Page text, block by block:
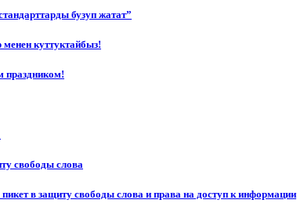
бузуп жатат”
куттуктайбыз!
праздником!
свободы слова
в защиту свободы слова и права на доступ к информации